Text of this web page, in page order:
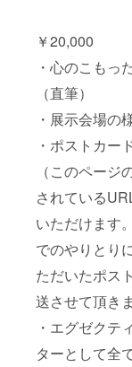
￥20,000
・心のこもっ
（直筆）
・展示会場の
・ポストカー
（このページ
されている
いただけます
でのやりとり
ただいたポス
送させて頂き
・エグゼクテ
ターとして全